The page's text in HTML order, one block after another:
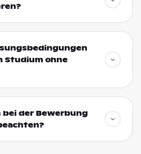
Studium ohne
bei der Bewerbung